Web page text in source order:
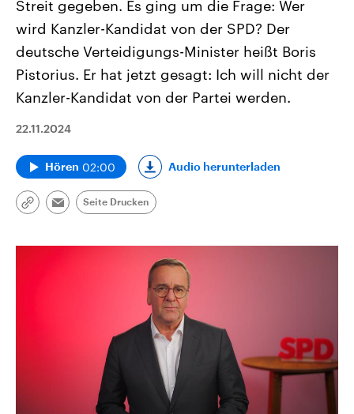
Streit gegeben. Es ging um die Frage: Wer
wird Kanzler-Kandidat von der SPD? Der
deutsche Verteidigungs-Minister heißt Boris
Pistorius. Er hat jetzt gesagt: Ich will nicht der
Kanzler-Kandidat von der Partei werden.
22.11.2024
Hören 02:00 Audio herunterladen
Link
Email
Seite Drucken